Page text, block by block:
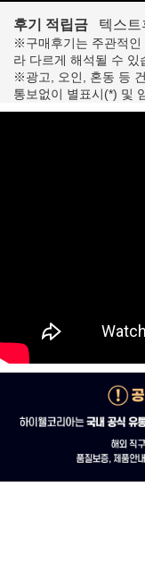
후기 적립금 텍스트
※구매후기는 주관적인
라 다르게 해석될 수 있
※광고, 오인, 혼동 등
통보없이 별표시(*) 및